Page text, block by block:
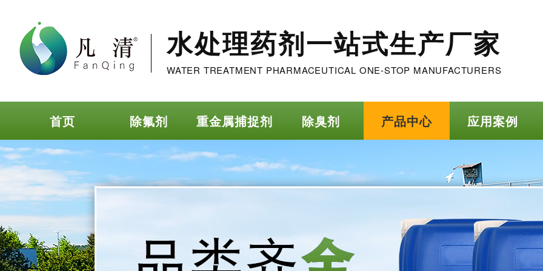
水处理药剂一站式生产厂家
WATER TREATMENT PHARMACEUTICAL ONE-STOP MANUFACTURERS
首页 除氟剂 重金属捕捉剂 除臭剂 产品中心 应用案例